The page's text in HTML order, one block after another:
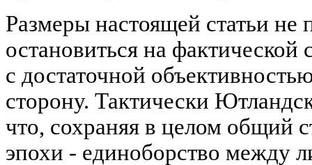
Размеры настоящей статьи не
остановиться на фактической
с достаточной
сторону. Тактически
что, сохраняя в целом общий
эпохи - единоборство между